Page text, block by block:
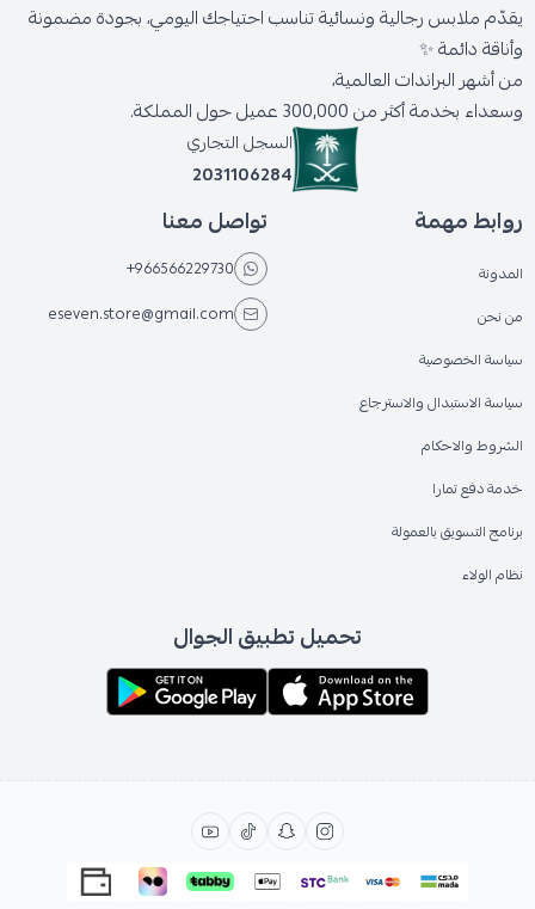
يقدّم ملابس رجالية ونسائية تناسب احتياجك اليومي، بجودة مضمونة
وأناقة دائمة ✨
من أشهر البراندات العالمية،
وسعداء بخدمة أكثر من 300,000 عميل حول المملكة.
السجل التجاري
2031106284
روابط مهمة
المدونة
من نحن
سياسة الخصوصية
سياسة الاستبدال والاسترجاع
الشروط والاحكام
خدمة دفع تمارا
برنامج التسويق بالعمولة
نظام الولاء
تواصل معنا
+966566229730
eseven.store@gmail.com
تحميل تطبيق الجوال